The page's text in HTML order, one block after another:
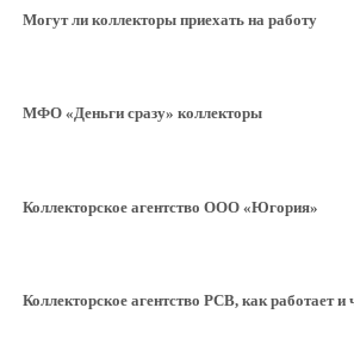
Могут ли коллекторы приехать на работу
МФО «Деньги сразу» коллекторы
Коллекторское агентство ООО «Югория»
Коллекторское агентство РСВ, как работает